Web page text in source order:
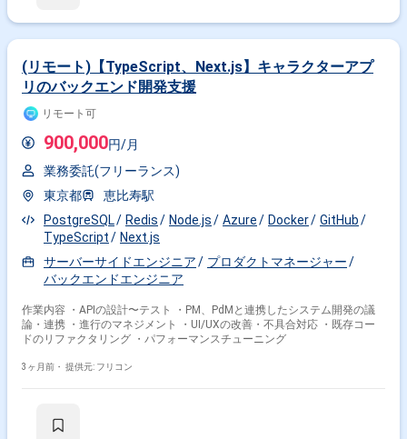
(リモート)【TypeScript、Next.js】キャラクターアプ
リのバックエンド開発支援
リモート可
900,000円/月
業務委託(フリーランス)
東京都
恵比寿駅
PostgreSQL
Redis Node.js Azure Docker
GitHub
TypeScript
Next.js
サーバーサイドエンジニア
プロダクトマネージャー
バックエンドエンジニア
作業内容 ・APIの設計〜テスト ・PM、PdMと連携したシステム開発の議
論・連携 ・進行のマネジメント ・UI/UXの改善・不具合対応 ・既存コー
ドのリファクタリング ・パフォーマンスチューニング
3ヶ月前・ 提供元: フリコン